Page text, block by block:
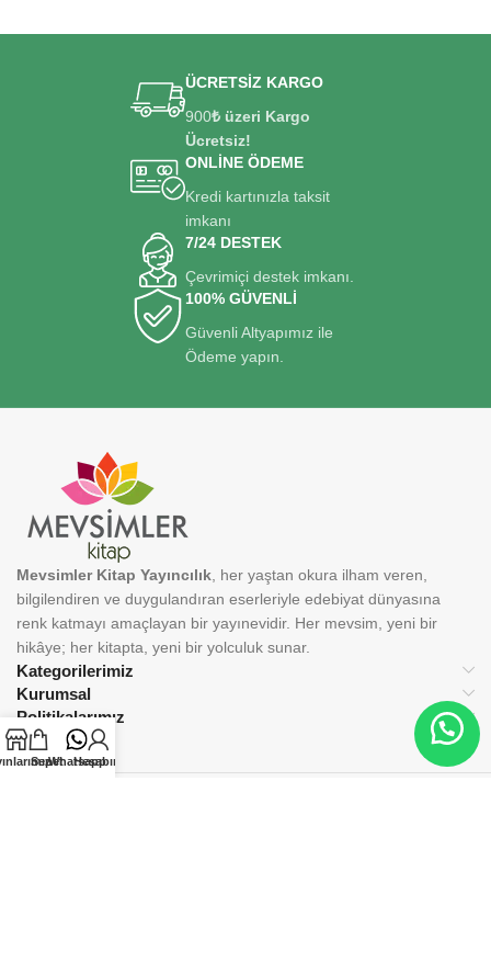
ÜCRETSİZ KARGO
900₺ üzeri Kargo
Ücretsiz!
ONLİNE ÖDEME
Kredi kartınızla taksit
imkanı
7/24 DESTEK
Çevrimiçi destek imkanı.
100% GÜVENLİ
Güvenli Altyapımız ile
Ödeme yapın.
Kategorilerimiz
Kurumsal
Politikalarımız
Mevsimler Kitap Yayıncılık , her yaştan okura ilham veren,
bilgilendiren ve duygulandıran eserleriyle edebiyat dünyasına
renk katmayı amaçlayan bir yayınevidir. Her mevsim, yeni bir
hikâye; her kitapta, yeni bir yolculuk sunar.
SepetWhatsapp
Hesabım